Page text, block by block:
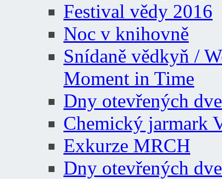
Festival vědy 2016
Noc v knihovně
Snídaně vědkyň /
Moment in Time
Dny otevřených
Chemický jarmark
Exkurze MRCH
Dny otevřených